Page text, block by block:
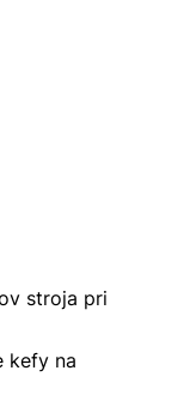
stroja pri
kefy na